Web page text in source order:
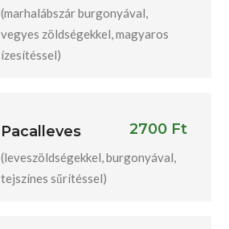
(marhalábszár burgonyával,
vegyes zöldségekkel, magyaros
ízesítéssel)
Pacalleves 2700 Ft
(leveszöldségekkel, burgonyával,
tejszínes sűrítéssel)